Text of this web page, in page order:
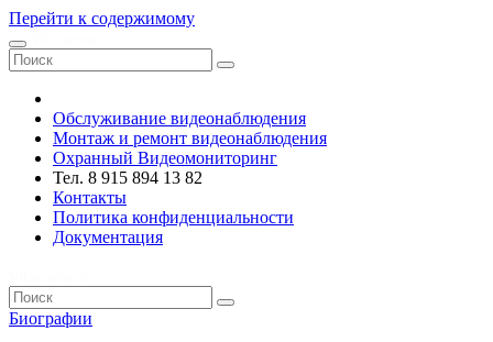
Перейти к содержимому
Обслуживание видеонаблюдения
Монтаж и ремонт видеонаблюдения
Охранный Видеомониторинг
Тел. 8 915 894 13 82
Контакты
Политика конфиденциальности
Документация
Биографии